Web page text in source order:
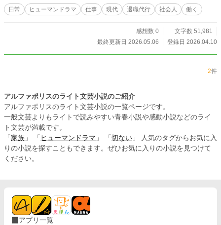
人たちが、自分の選択を取り戻していく物語です。
日常 ヒューマンドラマ 仕事 現代 退職代行 社会人 働く
感想数 0
文字数 51,981
最終更新日 2026.05.06
登録日 2026.04.10
2件
アルファポリスのライト文芸小説のご紹介
アルファポリスのライト文芸小説の一覧ページです。
一般文芸よりもライトで読みやすい青春小説や感動小説などのライ
ト文芸が満載です。
「 家族 」 「 ヒューマンドラマ 」 「 切ない 」 人気のタグからお気に入
りの小説を探すこともできます。ぜひお気に入りの小説を見つけて
ください。
アプリ一覧